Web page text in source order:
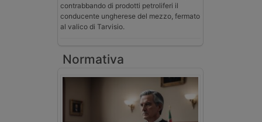
contrabbando di prodotti petroliferi il
conducente ungherese del mezzo, fermato
al valico di Tarvisio.
Normativa